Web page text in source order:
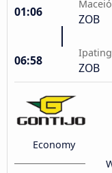
01:06
Maceió
ZOB
06:58 ZOB
Economy